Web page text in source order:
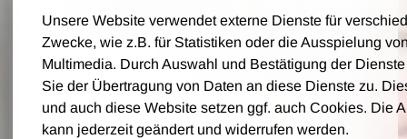
PLZ
Ort
Unsere Website verwendet externe Dienste für
Zwecke, wie z.B. für Statistiken oder die Ausspielung
Multimedia. Durch Auswahl und Bestätigung der
Sie der Übertragung von Daten an diese Dienste zu.
und auch diese Website setzen ggf. auch Cookies. Die
kann jederzeit geändert und widerrufen werden.